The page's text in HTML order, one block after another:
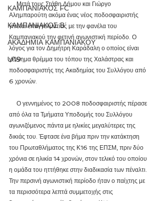
ΚΑΜΠΑΝΙΑΚΟΣ FC
ΚΑΜΠΑΝΙΑΚΟΣ Β΄
ΑΚΑΔΗΜΙΑ ΚΑΜΠΑΝΙΑΚΟΥ
U19
     Μετά τους Στάθη Δήμου και Γιώργο
Αλημπαρούτη ακόμα ένας νέος ποδοσφαιριστής
γίνεται επαγγελματίας με την φανέλα του
Καμπανιακού την φετινή αγωνιστική περίοδο. Ο
λόγος για τον Δημήτρη Καράδαλη ο οποίος είναι
γέννημα θρέμμα του τόπου της Χαλάστρας και
ποδοσφαιριστής της Ακαδημίας του Συλλόγου από
6 χρονών.
από όλα τα Τμήματα Υποδομής του Συλλόγου
αγωνιζόμενος πάντα με ηλικίες μεγαλύτερες της
δικιάς του. Έφτασε ένα βήμα πριν την κατάκτηση
του Πρωταθλήματος της Κ16 της ΕΠΣΜ, πριν δύο
χρόνια σε ηλικία 14 χρονών, στον τελικό του οποίου
η ομάδα του ηττήθηκε στην διαδικασία των πέναλτι.
Την περσινή αγωνιστική περίοδο ήταν ο παίχτης με
τα περισσότερα λεπτά συμμετοχής στις